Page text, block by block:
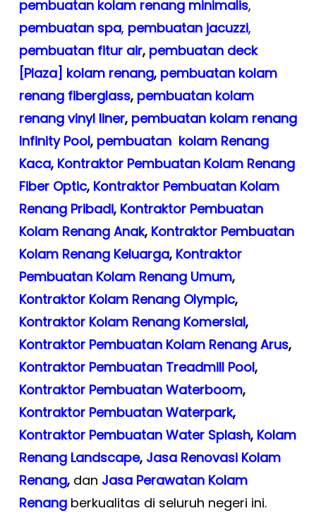
pembuatan kolam renang minimalis,
pembuatan spa, pembuatan jacuzzi,
pembuatan fitur air, pembuatan deck
[Plaza] kolam renang, pembuatan kolam
renang fiberglass, pembuatan kolam
renang vinyl liner, pembuatan kolam renang
Infinity Pool, pembuatan kolam Renang
Kaca, Kontraktor Pembuatan Kolam Renang
Fiber Optic, Kontraktor Pembuatan Kolam
Renang Pribadi, Kontraktor Pembuatan
Kolam Renang Anak, Kontraktor Pembuatan
Kolam Renang Keluarga, Kontraktor
Pembuatan Kolam Renang Umum,
Kontraktor Kolam Renang Olympic,
Kontraktor Kolam Renang Komersial,
Kontraktor Pembuatan Kolam Renang Arus,
Kontraktor Pembuatan Treadmill Pool,
Kontraktor Pembuatan Waterboom,
Kontraktor Pembuatan Waterpark,
Kontraktor Pembuatan Water Splash, Kolam
Renang Landscape, Jasa Renovasi Kolam
Renang, dan Jasa Perawatan Kolam
Renangberkualitas di seluruh negeri ini.